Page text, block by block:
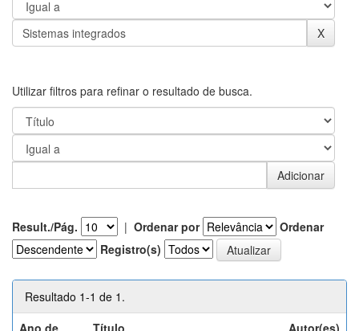
Utilizar filtros para refinar o resultado de busca.
Result./Pág. | Ordenar por
Ordenar
Registro(s)
Resultado 1-1 de 1.
Ano de
Título Autor(es)